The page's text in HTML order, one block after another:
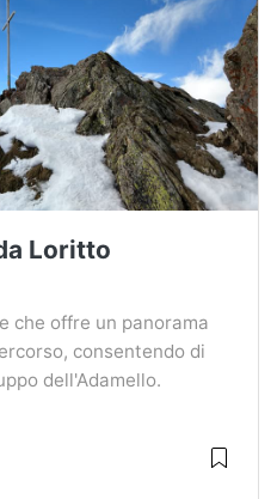
Loritto
che offre un panorama
consentendo di
dell'Adamello.